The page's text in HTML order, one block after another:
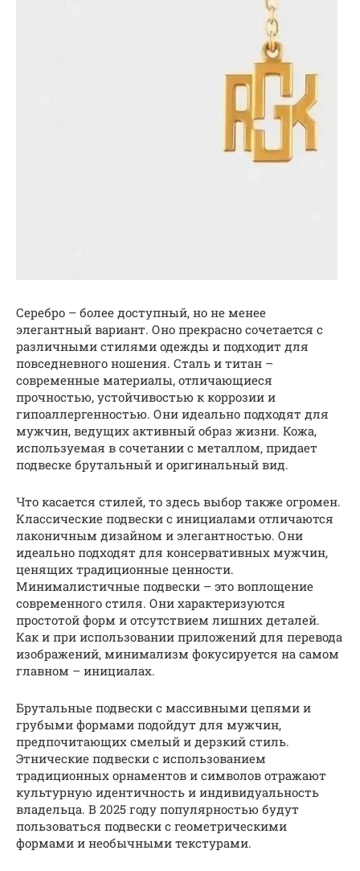
Серебро – более доступный, но не менее
элегантный вариант. Оно прекрасно сочетается с
различными стилями одежды и подходит для
повседневного ношения. Сталь и титан –
современные материалы, отличающиеся
прочностью, устойчивостью к коррозии и
гипоаллергенностью. Они идеально подходят для
мужчин, ведущих активный образ жизни. Кожа,
используемая в сочетании с металлом, придает
подвеске брутальный и оригинальный вид.
Что касается стилей, то здесь выбор также огромен.
Классические подвески с инициалами отличаются
лаконичным дизайном и элегантностью. Они
идеально подходят для консервативных мужчин,
ценящих традиционные ценности.
Минималистичные подвески – это воплощение
современного стиля. Они характеризуются
простотой форм и отсутствием лишних деталей.
Как и при использовании приложений для перевода
изображений, минимализм фокусируется на самом
главном – инициалах.
Брутальные подвески с массивными цепями и
грубыми формами подойдут для мужчин,
предпочитающих смелый и дерзкий стиль.
Этнические подвески с использованием
традиционных орнаментов и символов отражают
культурную идентичность и индивидуальность
владельца. В 2025 году популярностью будут
пользоваться подвески с геометрическими
формами и необычными текстурами.